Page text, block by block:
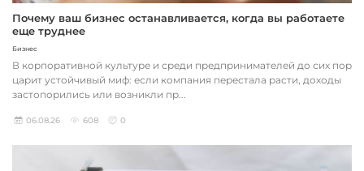
Почему ваш бизнес останавливается, когда вы работаете
еще труднее
Бизнес
В корпоративной культуре и среди предпринимателей до сих пор
царит устойчивый миф: если компания перестала расти, доходы
застопорились или возникли пр...
06.08.26 608 0